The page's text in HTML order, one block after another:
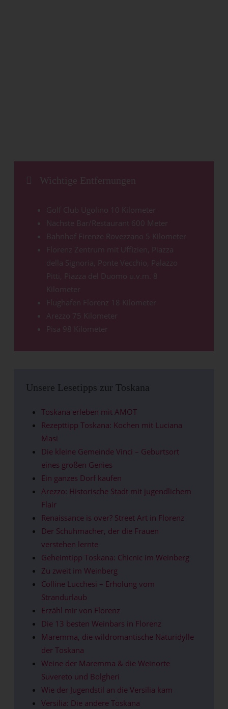
Wichtige Entfernungen
Golf Club Ugolino 10 Kilometer
Nächste Bar/Restaurant 600 Meter
Bahnhof Firenze Rovezzano 5 Kilometer
Florenz Zentrum mit Uffizien, Piazza
della Signoria, Ponte Vecchio, Palazzo
Pitti, Piazza del Duomo u.v.m. 8
Kilometer
Flughafen Florenz 18 Kilometer
Arezzo 75 Kilometer
Pisa 98 Kilometer
Unsere Lesetipps zur Toskana
Toskana erleben mit AMOT
Rezepttipp Toskana: Kochen mit Luciana
Masi
Die kleine Gemeinde Vinci – Geburtsort
eines großen Genies
Ein ganzes Dorf kaufen
Arezzo: Historische Stadt mit jugendlichem
Flair
Renaissance is over? Street Art in Florenz
Der Schuhmacher, der die Frauen
verstehen lernte
Geheimtipp Toskana: Chicnic im Weinberg
Zu zweit im Weinberg
Colline Lucchesi – Erholung vom
Strandurlaub
Erzähl mir von Florenz
Die 13 besten Weinbars in Florenz
Maremma, die wildromantische Naturidylle
der Toskana
Weine der Maremma & die Weinorte
Suvereto und Bolgheri
Wie der Jugendstil an die Versilia kam
Versilia: Die andere Toskana